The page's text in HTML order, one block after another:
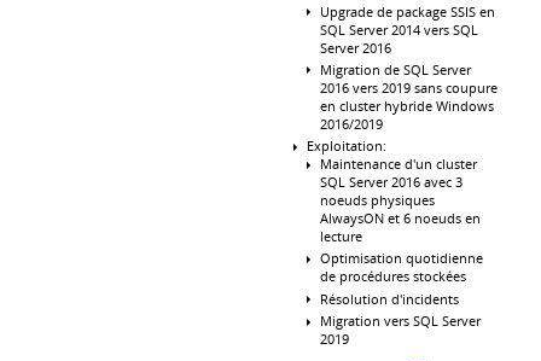
Upgrade de package SSIS en
SQL Server 2014 vers SQL
Server 2016
Migration de SQL Server
2016 vers 2019 sans coupure
en cluster hybride Windows
2016/2019
Exploitation:
Maintenance d'un cluster
SQL Server 2016 avec 3
noeuds physiques
AlwaysON et 6 noeuds en
lecture
Optimisation quotidienne
de procédures stockées
Résolution d'incidents
Migration vers SQL Server
2019